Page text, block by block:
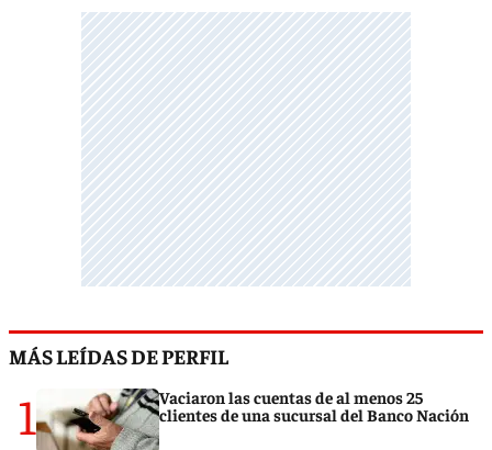
MÁS LEÍDAS DE PERFIL
1
Vaciaron las cuentas de al menos 25
clientes de una sucursal del Banco Nación